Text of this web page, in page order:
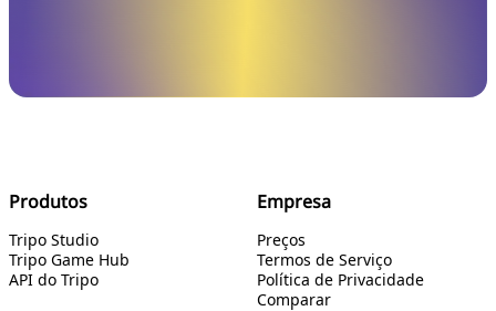
Produtos
Tripo Studio
Tripo Game Hub
API do Tripo
Empresa
Preços
Termos de Serviço
Política de Privacidade
Comparar